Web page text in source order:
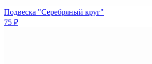
Подвеска "Серебряный круг"
75 ₽